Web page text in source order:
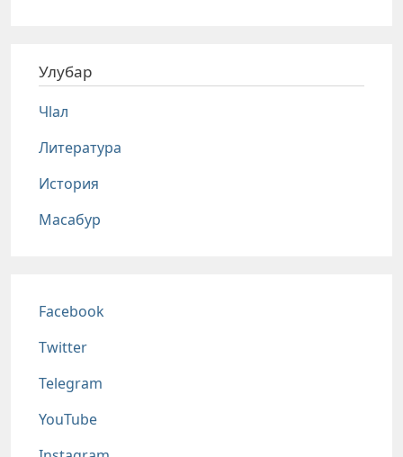
Улубар
Чlал
Литература
История
Масабур
Соц сети
Facebook
Twitter
Telegram
YouTube